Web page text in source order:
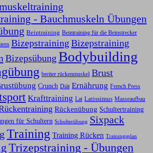
- Bauchmuskeln Übungen
Beintraining Beintraining für die Beinstrecker
Bizepstraining Bizepstraining
Bizepsübung Bodybuilding
breiter rückenmuskel Brust
Crunch Diät Ernährung French Press
Krafttraining Lat Latissimus Masseaufbau
Rückenübung Schultertraining
für Schultern Schulterübung Sixpack
Training Training Rücken Trainingsplan
Trizepstraining - Übungen